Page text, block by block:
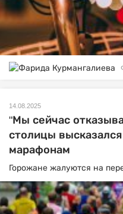
14.08.2025
"Мы сейчас
столицы
марафонам
Горожане жалуются на